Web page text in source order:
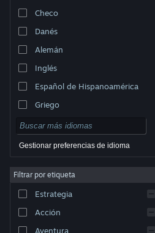
© Valve Corporation. Todos los derechos reservados.
respectivos dueños en EE. UU. y otros países.
Acuerdo de Suscriptor a Steam
Cookies
Checo
Danés
Alemán
Inglés
Español de Hispanoamérica
Griego
Gestionar preferencias de idioma
Filtrar por etiqueta
Estrategia
Acción
Aventura